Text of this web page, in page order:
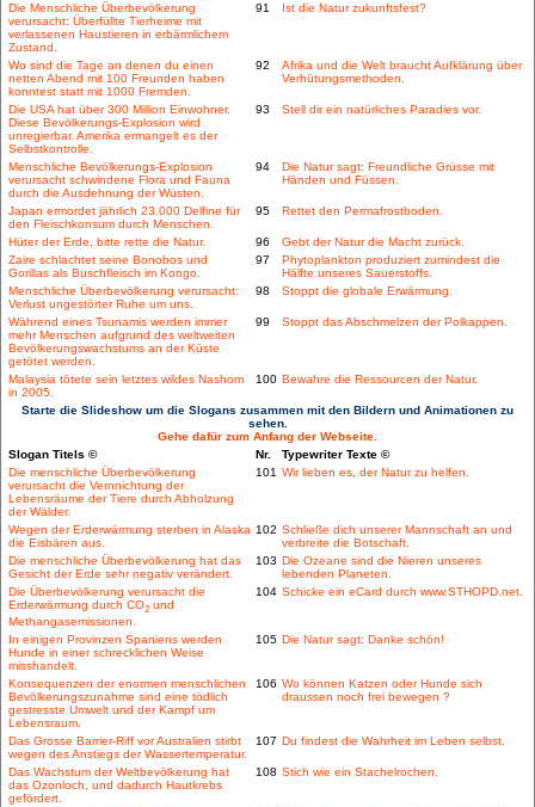
Die Menschliche Überbevölkerung
verursacht: Überfüllte Tierheime mit
verlassenen Haustieren in erbärmlichem
Zustand.
91 Ist die Natur zukunftsfest?
Wo sind die Tage an denen du einen
netten Abend mit 100 Freunden haben
konntest statt mit 1000 Fremden.
92
Afrika und die Welt braucht Aufklärung über
Verhütungsmethoden.
Die USA hat über 300 Million Einwohner.
Diese Bevölkerungs-Explosion wird
unregierbar. Amerika ermangelt es der
Selbstkontrolle.
93 Stell dir ein natürliches Paradies vor.
Menschliche Bevölkerungs-Explosion
verursacht schwindene Flora und Fauna
durch die Ausdehnung der Wüsten.
94
Die Natur sagt: Freundliche Grüsse mit
Händen und Füssen.
Japan ermordet jährlich 23.000 Delfine für
den Fleischkonsum durch Menschen.
95 Rettet den Permafrostboden.
Hüter der Erde, bitte rette die Natur. 96
Gebt der Natur die Macht zurück.
Zaire schlachtet seine Bonobos und
Gorillas als Buschfleisch im Kongo.
97
Phytoplankton produziert zumindest die
Hälfte unseres Sauerstoffs.
Menschliche Überbevölkerung verursacht:
Verlust ungestörter Ruhe um uns.
98 Stoppt die globale Erwärmung.
Während eines Tsunamis werden immer
mehr Menschen aufgrund des weltweiten
Bevölkerungswachstums an der Küste
getötet werden.
99 Stoppt das Abschmelzen der Polkappen.
Malaysia tötete sein letztes wildes Nashorn
in 2005.
100 Bewahre die Ressourcen der Natur.
Starte die Slideshow um die Slogans zusammen mit den Bildern und Animationen zu
sehen.
Gehe dafür zum Anfang der Webseite.
Slogan Titels ©
Nr.
Typewriter Texte ©
Die menschliche Überbevölkerung
verursacht die Vernnichtung der
Lebensräume der Tiere durch Abholzung
der Wälder.
101 Wir lieben es, der Natur zu helfen.
Wegen der Erderwärmung sterben in Alaska
die Eisbären aus.
102 Schließe dich unserer Mannschaft an und
verbreite die Botschaft.
Die menschliche Überbevölkerung hat das
Gesicht der Erde sehr negativ verändert.
103 Die Ozeane sind die Nieren unseres
lebenden Planeten.
Die Überbevölkerung verursacht die
Erderwärmung durch CO2 und
Methangasemissionen.
104 Schicke ein eCard durch www.STHOPD.net.
In einigen Provinzen Spaniens werden
Hunde in einer schrecklichen Weise
misshandelt.
105 Die Natur sagt: Danke schön!
Konsequenzen der enormen menschlichen
Bevölkerungszunahme sind eine tödlich
gestresste Umwelt und der Kampf um
Lebensraum.
106 Wo können Katzen oder Hunde sich
draussen noch frei bewegen ?
Das Grosse Barrier-Riff vor Australien stirbt
wegen des Anstiegs der Wassertemperatur.
107 Du findest die Wahrheit im Leben selbst.
Das Wachstum der Weltbevölkerung hat
das Ozonloch, und dadurch Hautkrebs
gefördert.
108 Stich wie ein Stachelrochen.